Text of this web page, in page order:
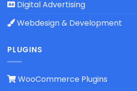
Digital Advertising
Webdesign & Development
PLUGINS
WooCommerce Plugins